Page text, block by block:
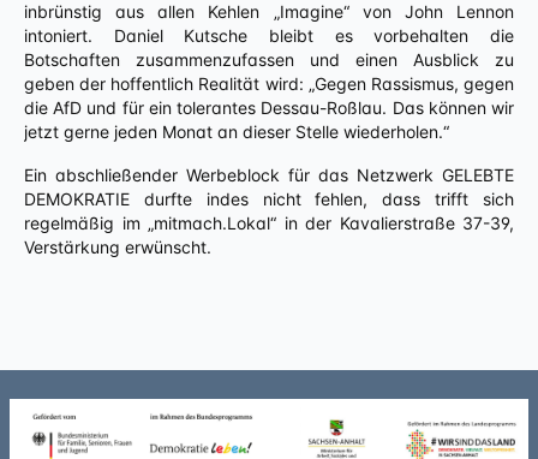
inbrünstig aus allen Kehlen „Imagine“ von John Lennon
intoniert. Daniel Kutsche bleibt es vorbehalten die
Botschaften zusammenzufassen und einen Ausblick zu
geben der hoffentlich Realität wird: „Gegen Rassismus, gegen
die AfD und für ein tolerantes Dessau-Roßlau. Das können wir
jetzt gerne jeden Monat an dieser Stelle wiederholen.“
Ein abschließender Werbeblock für das Netzwerk GELEBTE
DEMOKRATIE durfte indes nicht fehlen, dass trifft sich
regelmäßig im „mitmach.Lokal“ in der Kavalierstraße 37-39,
Verstärkung erwünscht.